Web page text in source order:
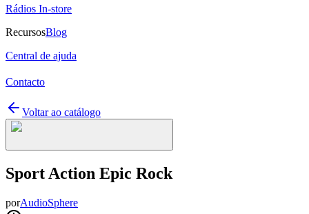
Rádios In-store
RecursosBlog
Central de ajuda
Contacto
Voltar ao catálogo
Sport Action Epic Rock
porAudioSphere